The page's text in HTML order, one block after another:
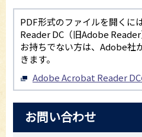
PDF形式のファイルを開くに
Reader DC（旧Adobe Reader
お持ちでない方は、Adobe社
きます。
Adobe Acrobat Reader
お問い合わせ